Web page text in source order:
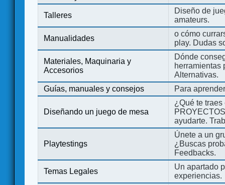
Talleres
Diseño de
amateurs.
Manualidades
o cómo
play. Dudas
Materiales, Maquinaria y
Accesorios
Dónde
herramientas
Alternativas.
Guías, manuales y consejos
Para
Diseñando un juego de mesa
¿Qué te
ayudarte.
Playtestings
Únete a un
¿Buscas
Feedbacks.
Temas Legales
Un apartado
experiencias.